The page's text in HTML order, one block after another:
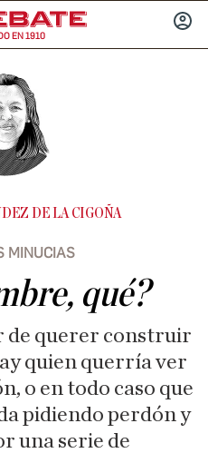
EN 1910
DE LA CIGOÑA
MINUCIAS
qué?
de querer construir
quien querría ver
o en todo caso que
pidiendo perdón y
una serie de